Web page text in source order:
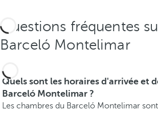
Questions fréquentes
Barceló Montelimar
Quels sont les horaires d'arrivée et
Barceló Montelimar ?
Les chambres du Barceló Montelimar